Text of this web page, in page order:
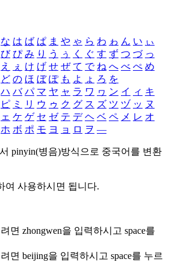
な は ば ぱ ま や ゃ ら わ ゎ ん い ぃ
び ぴ み り う ぅ く ぐ す ず つ づ っ
え ぇ け げ せ ぜ て で ね へ べ ぺ め
ど の ほ ぼ ぽ も よ ょ ろ を
ハ バ パ マ ヤ ャ ラ ワ ヮ ン イ ィ キ
ピ ミ リ ウ ゥ ク グ ス ズ ツ ヅ ッ ヌ
ェ ケ ゲ セ ゼ テ デ ヘ ベ ペ メ レ オ
ホ ボ ポ モ ヨ ョ ロ ヲ ―
pinyin(병음)방식으로 중국어를 변환
여 사용하시면 됩니다.
면 zhongwen을 입력하시고 space를
면 beijing을 입력하시고 space를 누르